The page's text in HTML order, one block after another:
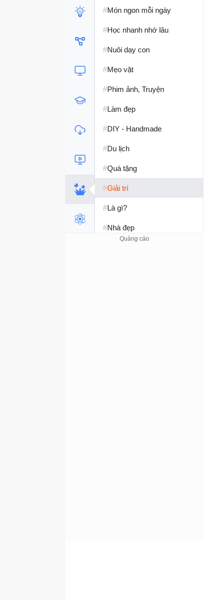
#Món ngon mỗi ngày
#Học nhanh nhớ lâu
#Nuôi dạy con
#Mẹo vặt
#Phim ảnh, Truyện
#Làm đẹp
#DIY - Handmade
#Du lịch
#Quà tặng
#Giải trí
#Là gì?
#Nhà đẹp